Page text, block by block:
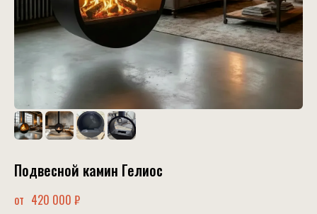
Подвесной камин Гелиос
420 000 ₽